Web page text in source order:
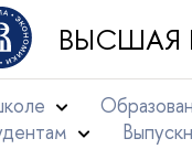
ВЫСШАЯ